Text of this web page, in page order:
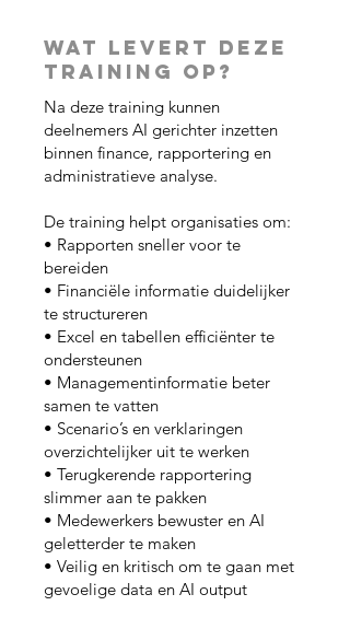
Wat levert deze
training op?
Na deze training kunnen
deelnemers AI gerichter inzetten
binnen finance, rapportering en
administratieve analyse.​
De training helpt organisaties om:
• Rapporten sneller voor te
bereiden
• Financiële informatie duidelijker
te structureren
• Excel en tabellen efficiënter te
ondersteunen
• Managementinformatie beter
samen te vatten
• Scenario’s en verklaringen
overzichtelijker uit te werken
• Terugkerende rapportering
slimmer aan te pakken
• Medewerkers bewuster en AI
geletterder te maken
• Veilig en kritisch om te gaan met
gevoelige data en AI output